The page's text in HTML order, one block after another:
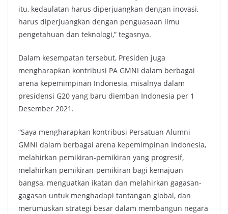
itu, kedaulatan harus diperjuangkan dengan inovasi,
harus diperjuangkan dengan penguasaan ilmu
pengetahuan dan teknologi,” tegasnya.
Dalam kesempatan tersebut, Presiden juga
mengharapkan kontribusi PA GMNI dalam berbagai
arena kepemimpinan Indonesia, misalnya dalam
presidensi G20 yang baru diemban Indonesia per 1
Desember 2021.
“Saya mengharapkan kontribusi Persatuan Alumni
GMNI dalam berbagai arena kepemimpinan Indonesia,
melahirkan pemikiran-pemikiran yang progresif,
melahirkan pemikiran-pemikiran bagi kemajuan
bangsa, menguatkan ikatan dan melahirkan gagasan-
gagasan untuk menghadapi tantangan global, dan
merumuskan strategi besar dalam membangun negara